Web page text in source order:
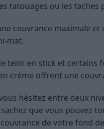
tatouages ou les taches
couvrance maximale et
mat.
teint en stick et certains
crème offrent une
hésitez entre deux
que vous pouvez
de votre fond